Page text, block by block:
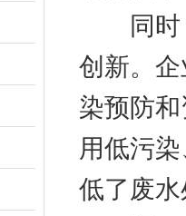
同时，
创新。
染预防
用低污
低了废